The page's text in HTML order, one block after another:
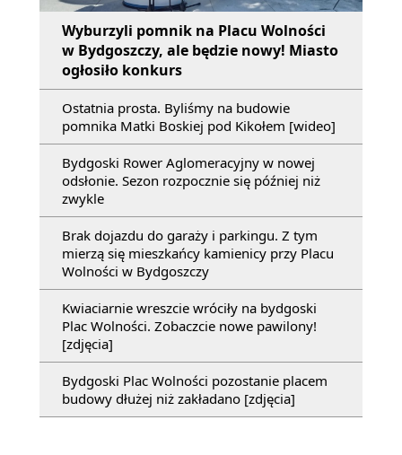
Wyburzyli pomnik na Placu Wolności
w Bydgoszczy, ale będzie nowy! Miasto
ogłosiło konkurs
Ostatnia prosta. Byliśmy na budowie
pomnika Matki Boskiej pod Kikołem [wideo]
Bydgoski Rower Aglomeracyjny w nowej
odsłonie. Sezon rozpocznie się później niż
zwykle
Brak dojazdu do garaży i parkingu. Z tym
mierzą się mieszkańcy kamienicy przy Placu
Wolności w Bydgoszczy
Kwiaciarnie wreszcie wróciły na bydgoski
Plac Wolności. Zobaczcie nowe pawilony!
[zdjęcia]
Bydgoski Plac Wolności pozostanie placem
budowy dłużej niż zakładano [zdjęcia]